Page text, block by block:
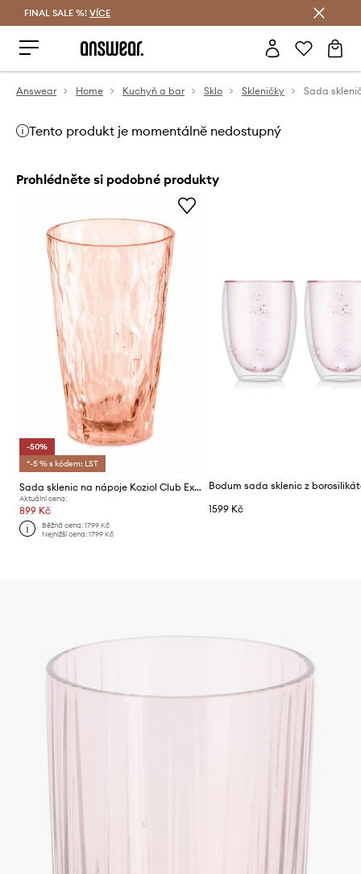
FINAL SALE %! VÍCE
Answear Home Kuchyň a bar Sklo Skleničky Sada
Tento produkt je momentálně nedostupný
Prohlédněte si podobné produkty
-50%
*-5 % s kódem: LST
Sada sklenic na nápoje Koziol Club Extra 300ml 6-pack
Aktuální cena:
899 Kč
Běžná cena:1799 Kč
Nejnižší cena:1799 Kč
1599 Kč